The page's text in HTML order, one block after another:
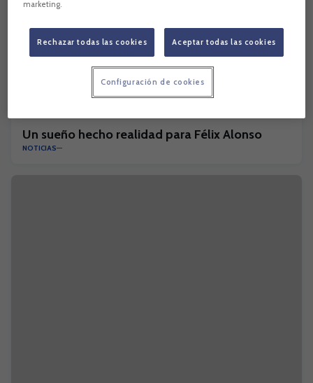
Un sueño hecho realidad para Félix Alonso
NOTICIAS
marketing.
Rechazar todas las cookies Aceptar todas las cookies
Configuración de cookies